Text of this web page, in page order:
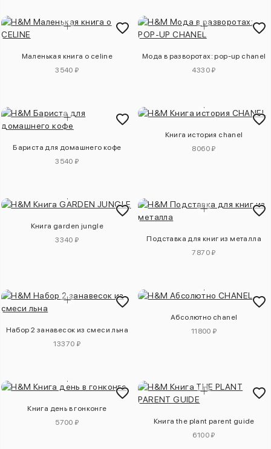
Маленькая книга о celine
3540 ₽
Мода в разворотах: pop-up chanel
4330 ₽
Бариста для домашнего кофе
3540 ₽
Книга история chanel
8060 ₽
Книга garden jungle
3340 ₽
Подставка для книг из металла
7870 ₽
Набор 2 занавесок из смеси льна
13370 ₽
Абсолютно chanel
11800 ₽
Книга день в гонконге
5700 ₽
Книга the plant parent guide
6100 ₽